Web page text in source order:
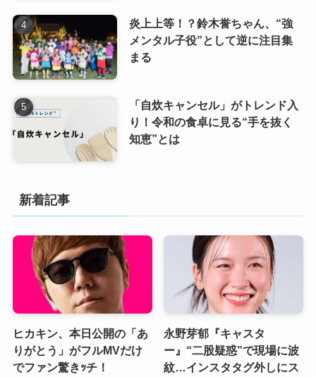
炎上上等！？鈴木誉ちゃん、“強
メンタル子役”として逆に注目集
まる
「自炊キャンセル」がトレンド入
り！令和の食卓に見る“手を抜く
知恵”とは
新着記事
ヒカキン、本日公開の「あ
りがとう」がフルMVだけ
でファン驚きｯチ！
永野芽郁『キャスタ
ー』“二股疑惑”で現場に波
紋…インスタタグ外しにス